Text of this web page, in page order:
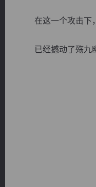
在这一个攻击下，
已经撼动了殇九幽